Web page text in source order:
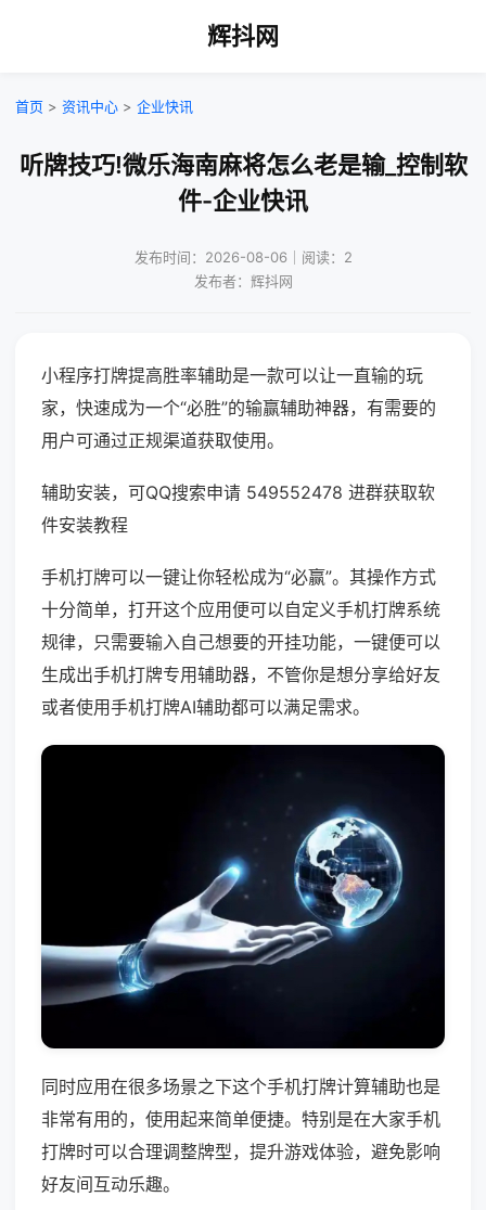
辉抖网
首页 > 资讯中心 > 企业快讯
听牌技巧!微乐海南麻将怎么老是输_控制软
件-企业快讯
发布时间：2026-08-06｜阅读：2
发布者：辉抖网
小程序打牌提高胜率辅助是一款可以让一直输的玩
家，快速成为一个“必胜”的输赢辅助神器，有需要的
用户可通过正规渠道获取使用。
辅助安装，可QQ搜索申请 549552478 进群获取软
件安装教程
手机打牌可以一键让你轻松成为“必赢”。其操作方式
十分简单，打开这个应用便可以自定义手机打牌系统
规律，只需要输入自己想要的开挂功能，一键便可以
生成出手机打牌专用辅助器，不管你是想分享给好友
或者使用手机打牌AI辅助都可以满足需求。
同时应用在很多场景之下这个手机打牌计算辅助也是
非常有用的，使用起来简单便捷。特别是在大家手机
打牌时可以合理调整牌型，提升游戏体验，避免影响
好友间互动乐趣。